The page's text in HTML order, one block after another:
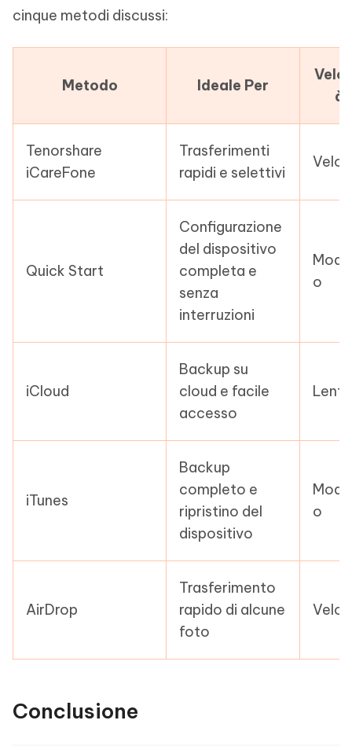
cinque metodi discussi:
Metodo Ideale Per
à
Tenorshare
iCareFone
Trasferimenti
rapidi e selettivi
Quick Start
Configurazione
del dispositivo
completa e
senza
interruzioni
o
iCloud
Backup su
cloud e facile
accesso
Lento
iTunes
Backup
completo e
ripristino del
dispositivo
o
AirDrop
Trasferimento
rapido di alcune
foto
Conclusione